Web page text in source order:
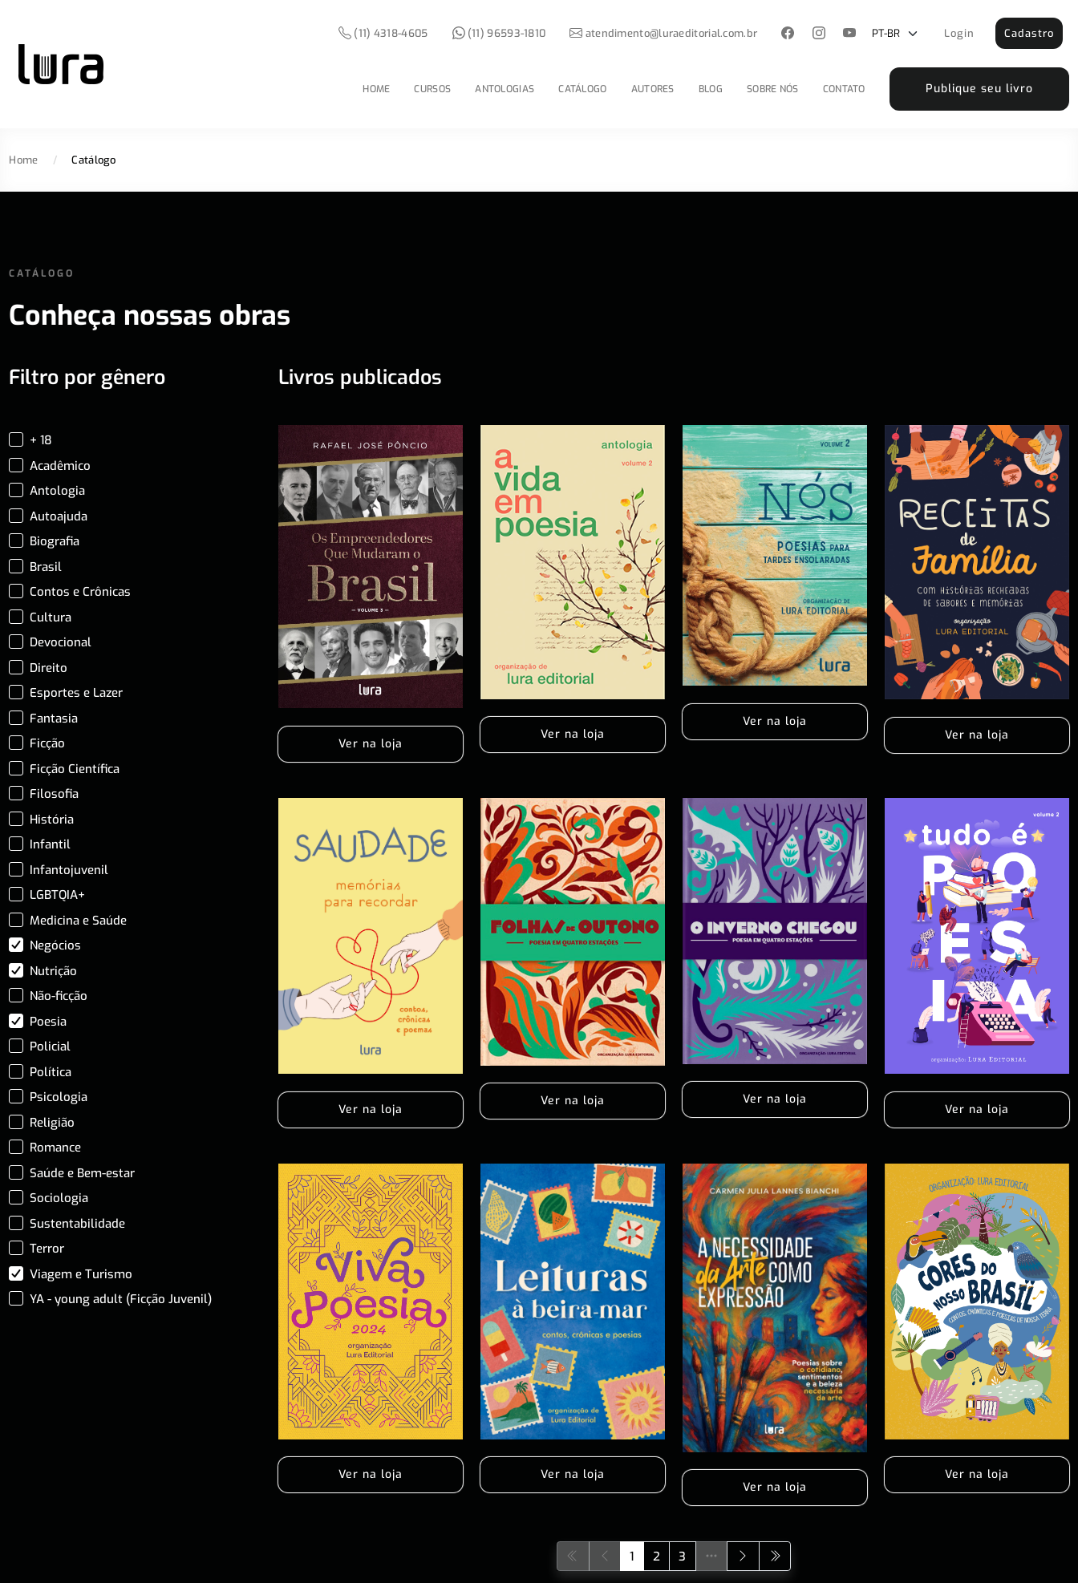
HOME CURSOS ANTOLOGIAS CATÁLOGO AUTORES BLOG SOBRE NÓS CONTATO Publique seu livro
(11) 4318-4605 (11) 96593-1810 atendimento@luraeditorial.com.br Login Cadastro
Home / Catálogo
CATÁLOGO
Conheça nossas obras
Filtro por gênero
+ 18
Acadêmico
Antologia
Autoajuda
Biografia
Brasil
Contos e Crônicas
Cultura
Devocional
Direito
Esportes e Lazer
Fantasia
Ficção
Ficção Científica
Filosofia
História
Infantil
Infantojuvenil
LGBTQIA+
Medicina e Saúde
Negócios
Nutrição
Não-ficção
Poesia
Policial
Política
Psicologia
Religião
Romance
Saúde e Bem-estar
Sociologia
Sustentabilidade
Terror
Viagem e Turismo
YA - young adult (Ficção Juvenil)
Livros publicados
Ver na loja
Ver na loja
Ver na loja
Ver na loja
Ver na loja
Ver na loja Ver na loja
Ver na loja
Ver na loja
Ver na loja
Ver na loja
Ver na loja
1 2 3